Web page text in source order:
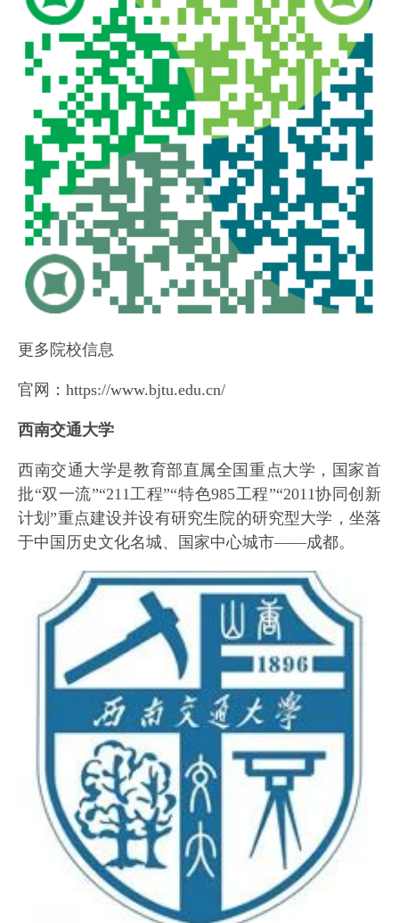
更多院校信息
官网：https://www.bjtu.edu.cn/
西南交通大学
西南交通大学是教育部直属全国重点大学，国家首
批“双一流”“211工程”“特色985工程”“2011协同创新
计划”重点建设并设有研究生院的研究型大学，坐落
于中国历史文化名城、国家中心城市——成都。